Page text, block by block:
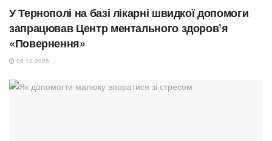
У Тернополі на базі лікарні швидкої допомоги
запрацював Центр ментального здоров’я
«Повернення»
05.12.2025